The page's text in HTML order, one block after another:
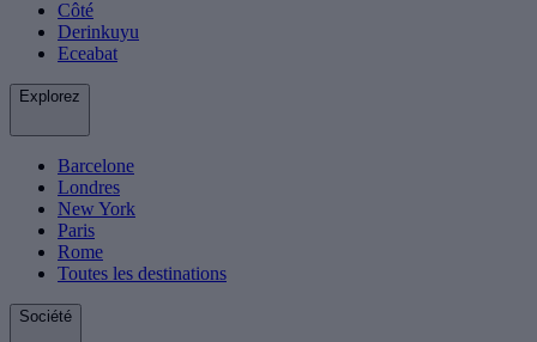
Côté
Derinkuyu
Eceabat
Explorez
Barcelone
Londres
New York
Paris
Rome
Toutes les destinations
Société